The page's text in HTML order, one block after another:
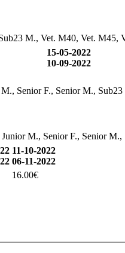
M., Vet. M40, Vet.
15-05-2022
10-09-2022
Senior F., Senior M.,
M., Senior F., Senior
11-10-2022
06-11-2022
16.00€